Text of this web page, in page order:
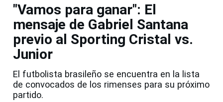
"Vamos para ganar": El
mensaje de Gabriel Santana
previo al Sporting Cristal vs.
Junior
El futbolista brasileño se encuentra en la lista
de convocados de los rimenses para su próximo
partido.